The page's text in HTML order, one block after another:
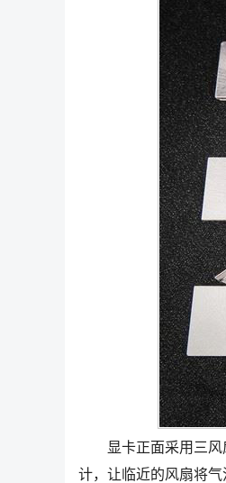
显卡正面采用三风扇
计，让临近的风扇将气